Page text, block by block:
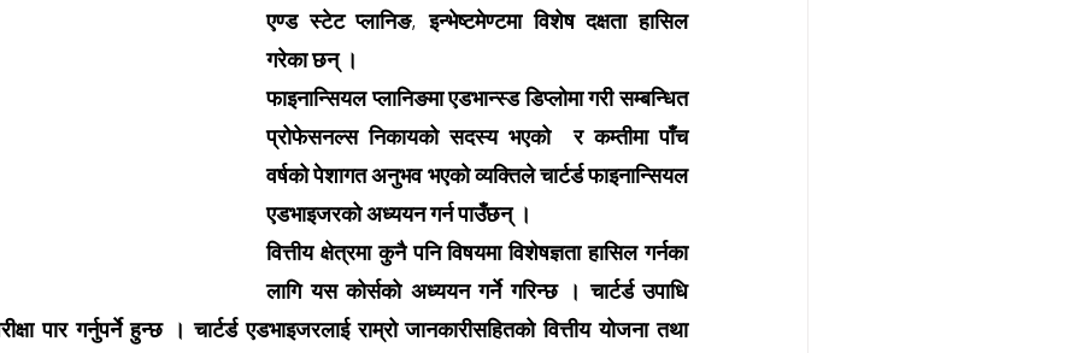
एण्ड स्टेट प्लानिङ, इन्भेष्टमेण्टमा विशेष दक्षता हासिल
गरेका छन् ।
फाइनान्सियल प्लानिङमा एडभान्स्ड डिप्लोमा गरी सम्बन्धित
प्रोफेसनल्स निकायको सदस्य भएको  र कम्तीमा पाँच
वर्षको पेशागत अनुभव भएको व्यक्तिले चार्टर्ड फाइनान्सियल
एडभाइजरको अध्ययन गर्न पाउँछन् ।
वित्तीय क्षेत्रमा कुनै पनि विषयमा विशेषज्ञता हासिल गर्नका
लागि यस कोर्सको अध्ययन गर्ने गरिन्छ । चार्टर्ड उपाधि
पार गर्नुपर्ने हुन्छ । चार्टर्ड एडभाइजरलाई राम्रो जानकारीसहितको वित्तीय योजना तथा